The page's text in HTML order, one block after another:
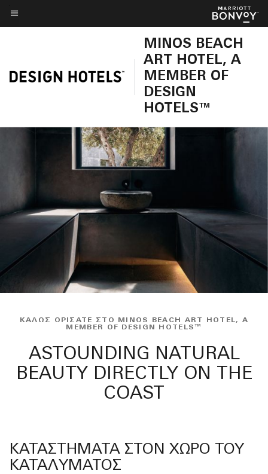
Skip
to
Κείμενο μενού
MINOS BEACH
ART HOTEL, A
MEMBER OF
DESIGN
HOTELS™
ΚΑΛΏΣ ΟΡΊΣΑΤΕ ΣΤΟ MINOS BEACH ART HOTEL, A
MEMBER OF DESIGN HOTELS™
ASTOUNDING NATURAL
BEAUTY DIRECTLY ON THE
COAST
ΚΑΤΑΣΤΉΜΑΤΑ ΣΤΟΝ ΧΏΡΟ ΤΟΥ
ΚΑΤΑΛΎΜΑΤΟΣ